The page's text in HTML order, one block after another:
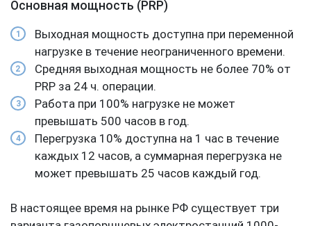
Без перегрузочной способности.
Основная мощность (PRP)
Выходная мощность доступна при переменной
нагрузке в течение неограниченного времени.
Средняя выходная мощность не более 70% от
PRP за 24 ч. операции.
Работа при 100% нагрузке не может
превышать 500 часов в год.
Перегрузка 10% доступна на 1 час в течение
может превышать 25 часов каждый год.